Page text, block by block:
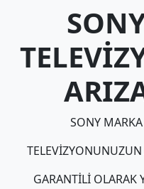
SONY MARKA
GARANTİLİ OLARAK